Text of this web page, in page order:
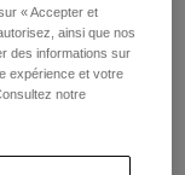
« Accepter et
ainsi que nos
des informations sur
expérience et votre
notre